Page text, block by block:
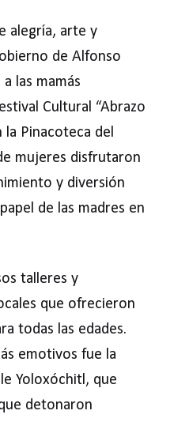
alegría, arte y
de Alfonso
las mamás
Cultural “Abrazo
la Pinacoteca del
mujeres disfrutaron
y diversión
de las madres en
talleres y
que ofrecieron
todas las edades.
emotivos fue la
Yoloxóchitl, que
detonaron